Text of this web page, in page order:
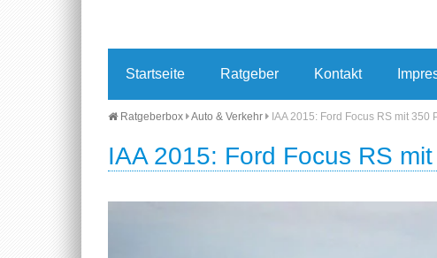
Startseite Ratgeber Kontakt
Ratgeberbox Auto & Verkehr IAA 2015: Ford Focus RS mit 350
IAA 2015: Ford Focus RS